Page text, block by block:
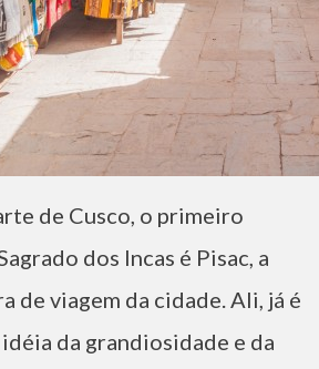
de Cusco, o primeiro
dos Incas é Pisac, a
de viagem da cidade. Ali, já é
da grandiosidade e da